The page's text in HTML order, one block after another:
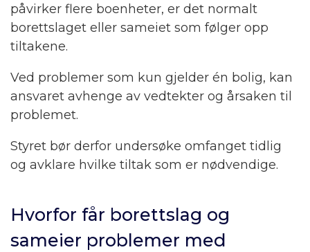
påvirker flere boenheter, er det normalt
borettslaget eller sameiet som følger opp
tiltakene.
Ved problemer som kun gjelder én bolig, kan
ansvaret avhenge av vedtekter og årsaken til
problemet.
Styret bør derfor undersøke omfanget tidlig
og avklare hvilke tiltak som er nødvendige.
Hvorfor får borettslag og
sameier problemer med